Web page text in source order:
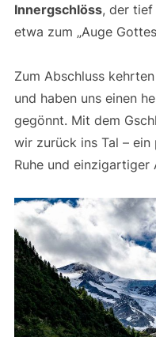
Innergschlöss, der tief
etwa zum „Auge
Zum Abschluss
und haben uns einen
gegönnt. Mit dem
wir zurück ins Tal –
Ruhe und einzigartiger